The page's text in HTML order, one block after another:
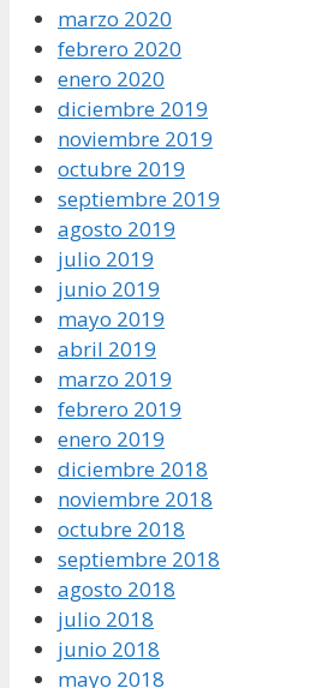
marzo 2020
febrero 2020
enero 2020
diciembre 2019
noviembre 2019
octubre 2019
septiembre 2019
agosto 2019
julio 2019
junio 2019
mayo 2019
abril 2019
marzo 2019
febrero 2019
enero 2019
diciembre 2018
noviembre 2018
octubre 2018
septiembre 2018
agosto 2018
julio 2018
junio 2018
mayo 2018